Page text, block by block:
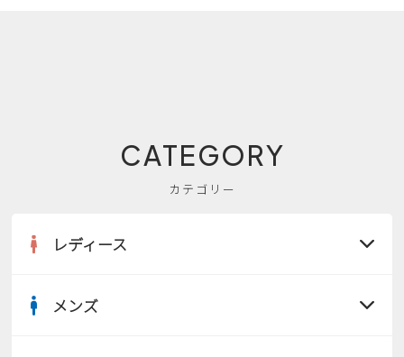
CATEGORY
カテゴリー
レディース
メンズ